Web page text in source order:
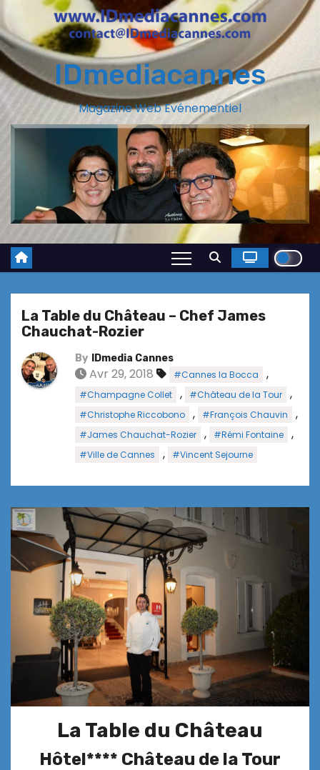
IDmediacannes
Magazine Web Evénementiel
La Table du Château – Chef James
Chauchat-Rozier
By IDmedia Cannes
Avr 29, 2018 #Cannes la Bocca ,
#Champagne Collet , #Château de la Tour ,
#Christophe Riccobono , #François Chauvin ,
#James Chauchat-Rozier , #Rémi Fontaine ,
#Ville de Cannes , #Vincent Sejourne
La Table du Château
Hôtel**** Château de la Tour